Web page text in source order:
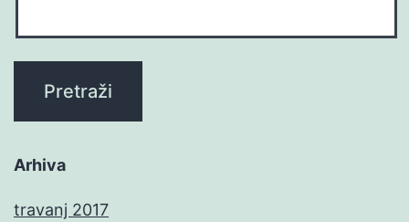
Arhiva
travanj 2017